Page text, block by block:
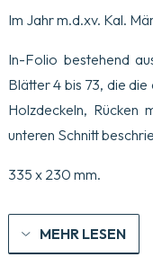
Im Jahr m.d.xv. Kal.
In-Folio bestehend
Blätter 4 bis 73, die
Holzdeckeln, Rücken
unteren Schnitt
335 x 230 mm.
MEHR LESEN